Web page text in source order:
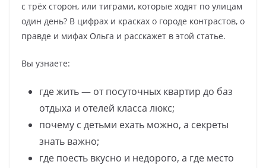
с трёх сторон, или тиграми, которые ходят по улицам
один день? В цифрах и красках о городе контрастов, о
правде и мифах Ольга и расскажет в этой статье.
Вы узнаете:
где жить — от посуточных квартир до баз
отдыха и отелей класса люкс;
почему с детьми ехать можно, а секреты
знать важно;
где поесть вкусно и недорого, а где место